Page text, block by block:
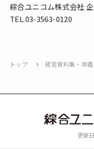
綜合ユニコム株式会社
TEL.03-3563-0120
トップ 経営資料集・年鑑
更新